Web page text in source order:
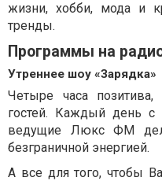
жизни, хобби, мода и
тренды.
Программы на
Утреннее шоу «Зарядка»
Четыре часа
гостей. Каждый день
ведущие Люкс ФМ
безграничной энергией.
А все для того, чтобы